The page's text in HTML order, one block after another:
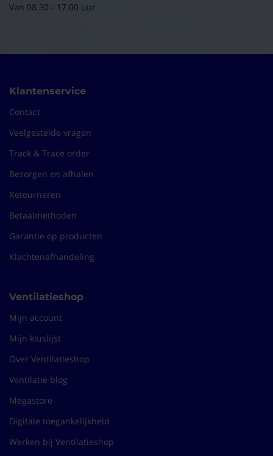
Van 08.30 - 17.00 uur
Klantenservice
Contact
Veelgestelde vragen
Track & Trace order
Bezorgen en afhalen
Retourneren
Betaalmethoden
Garantie op producten
Klachtenafhandeling
Ventilatieshop
Mijn account
Mijn kluslijst
Over Ventilatieshop
Ventilatie blog
Megastore
Digitale toegankelijkheid
Werken bij Ventilatieshop